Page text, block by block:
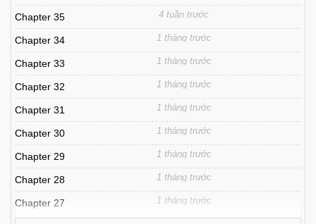
Chapter 35 4 tuần trước
Chapter 34 1 tháng trước
Chapter 33 1 tháng trước
Chapter 32 1 tháng trước
Chapter 31 1 tháng trước
Chapter 30 1 tháng trước
Chapter 29 1 tháng trước
Chapter 28 1 tháng trước
Chapter 27 1 tháng trước